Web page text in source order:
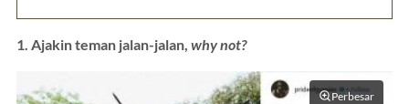
1. Ajakin teman jalan-jalan, why not?
Perbesar